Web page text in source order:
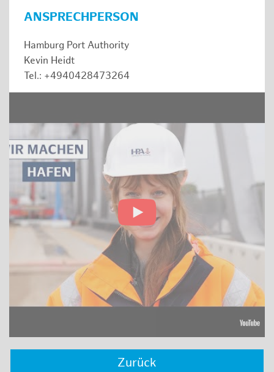
ANSPRECHPERSON
Hamburg Port Authority
Kevin Heidt
Tel.: +4940428473264
Zurück